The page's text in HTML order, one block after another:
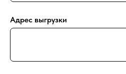
Адрес выгрузки